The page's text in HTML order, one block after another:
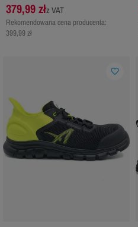
379,99 złz VAT
Rekomendowana cena producenta:
399,99 zł
favorite_border